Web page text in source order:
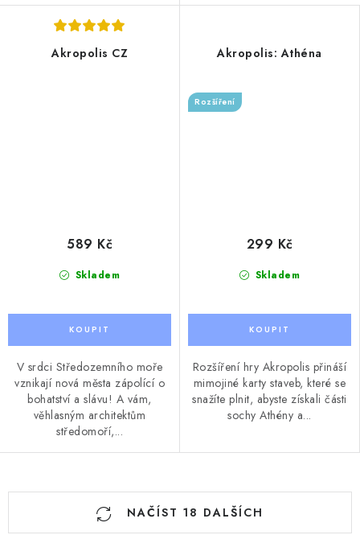
Akropolis CZ
Skladem
589 Kč
V srdci Středozemního moře
vznikají nová města zápolící o
bohatství a slávu! A vám,
věhlasným architektům
středomoří,...
Akropolis: Athéna
Rozšíření
Skladem
299 Kč
Rozšíření hry Akropolis přináší
mimojiné karty staveb, které se
snažíte plnit, abyste získali části
sochy Athény a...
O
NAČÍST 18 DALŠÍCH